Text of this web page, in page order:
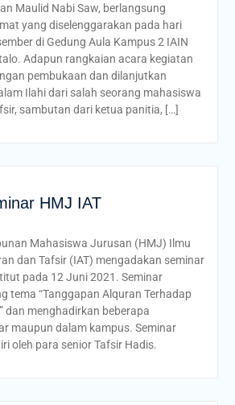
Maulid Nabi Saw, berlangsung
yang diselenggarakan pada hari
di Gedung Aula Kampus 2 IAIN
Adapun rangkaian acara kegiatan
pembukaan dan dilanjutkan
Ilahi dari salah seorang mahasiswa
sambutan dari ketua panitia, […]
HMJ IAT
Mahasiswa Jurusan (HMJ) Ilmu
dan Tafsir (IAT) mengadakan seminar
pada 12 Juni 2021. Seminar
tema “Tanggapan Alquran Terhadap
dan menghadirkan beberapa
maupun dalam kampus. Seminar
oleh para senior Tafsir Hadis.